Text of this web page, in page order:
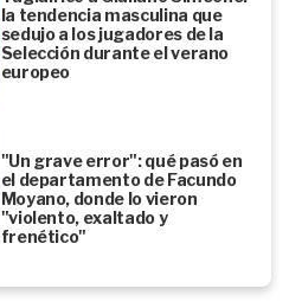
la tendencia masculina que
sedujo a los jugadores de la
Selección durante el verano
europeo
"Un grave error": qué pasó en
el departamento de Facundo
Moyano, donde lo vieron
"violento, exaltado y
frenético"